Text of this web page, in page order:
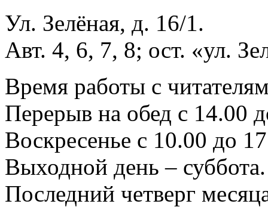
Ул. Зелёная, д. 16/1.
Авт. 4, 6, 7, 8; ост. «ул.
Время работы с
Перерыв на обед с 14.00
Воскресенье с 10.00 до
Выходной день – суббота.
Последний четверг